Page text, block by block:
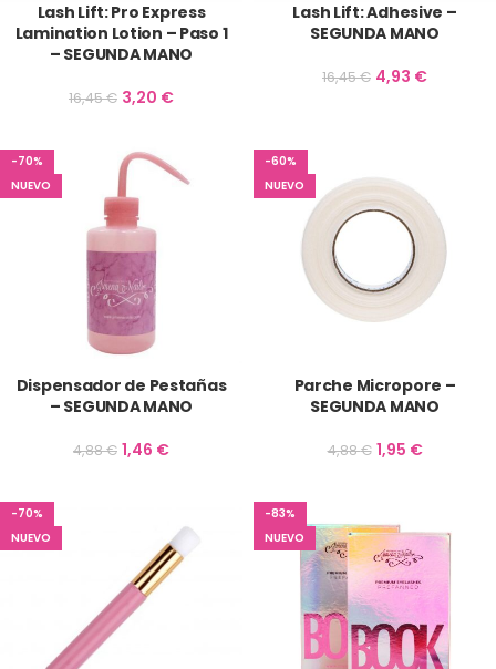
Lash Lift: Pro Express
Lamination Lotion – Paso 1
– SEGUNDA MANO
16,45€ 3,20 €
Lash Lift: Adhesive –
SEGUNDA MANO
16,45€ 4,93 €
-70%
NUEVO
Dispensador de Pestañas
– SEGUNDA MANO
4,88€ 1,46 €
-60%
NUEVO
Parche Micropore –
SEGUNDA MANO
4,88€ 1,95 €
-70%
NUEVO
-83%
NUEVO